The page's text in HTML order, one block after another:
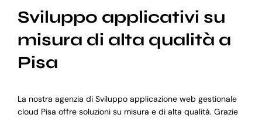
Sviluppo applicativi su
misura di alta qualità a
Pisa
La nostra agenzia di Sviluppo applicazione web gestionale
cloud Pisa offre soluzioni su misura e di alta qualità. Grazie